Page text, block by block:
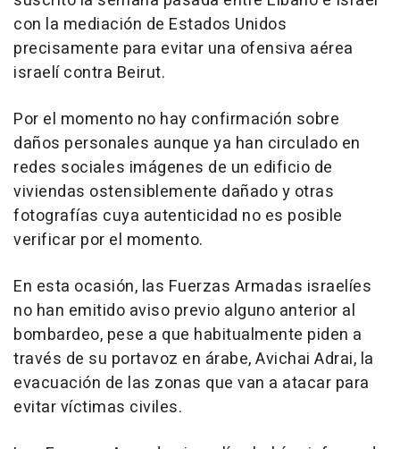
con la mediación de Estados Unidos
precisamente para evitar una ofensiva aérea
israelí contra Beirut.
Por el momento no hay confirmación sobre
daños personales aunque ya han circulado en
redes sociales imágenes de un edificio de
viviendas ostensiblemente dañado y otras
fotografías cuya autenticidad no es posible
verificar por el momento.
En esta ocasión, las Fuerzas Armadas israelíes
no han emitido aviso previo alguno anterior al
bombardeo, pese a que habitualmente piden a
través de su portavoz en árabe, Avichai Adrai, la
evacuación de las zonas que van a atacar para
evitar víctimas civiles.